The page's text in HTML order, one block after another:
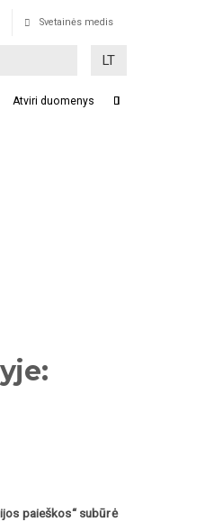
Svetainės medis
LT
Atviri duomenys
paieškos“ subūrė